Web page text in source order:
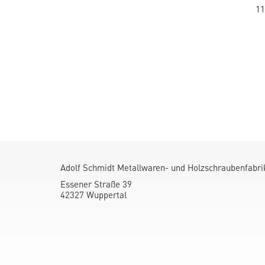
Adolf Schmidt Metallwaren- und
Essener Straße 39
42327 Wuppertal